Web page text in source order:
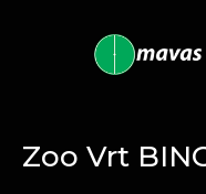
Zoo Vrt